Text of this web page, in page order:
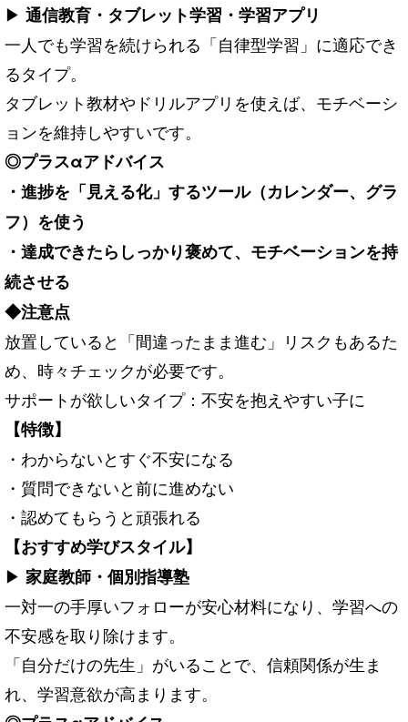
▶ 通信教育・タブレット学習・学習アプリ
一人でも学習を続けられる「自律型学習」に適応でき
るタイプ。
タブレット教材やドリルアプリを使えば、モチベーシ
ョンを維持しやすいです。
◎プラスαアドバイス
・進捗を「見える化」するツール（カレンダー、グラ
フ）を使う
・達成できたらしっかり褒めて、モチベーションを持
続させる
◆注意点
放置していると「間違ったまま進む」リスクもあるた
め、時々チェックが必要です。
サポートが欲しいタイプ：不安を抱えやすい子に
【特徴】
・わからないとすぐ不安になる
・質問できないと前に進めない
・認めてもらうと頑張れる
【おすすめ学びスタイル】
▶ 家庭教師・個別指導塾
一対一の手厚いフォローが安心材料になり、学習への
不安感を取り除けます。
「自分だけの先生」がいることで、信頼関係が生ま
れ、学習意欲が高まります。